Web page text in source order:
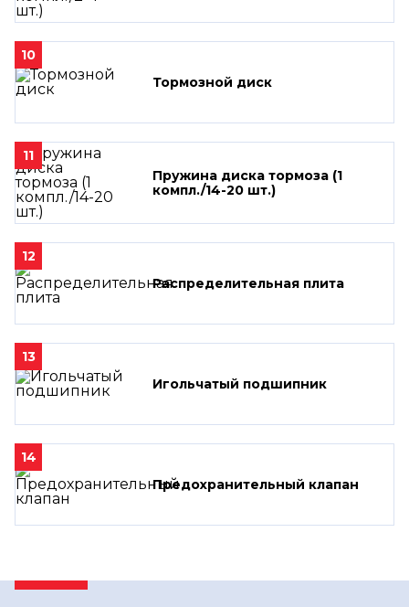
10
Тормозной диск
11
Пружина диска тормоза (1
компл./14-20 шт.)
12
Распределительная плита
13
Игольчатый подшипник
14
Предохранительный клапан